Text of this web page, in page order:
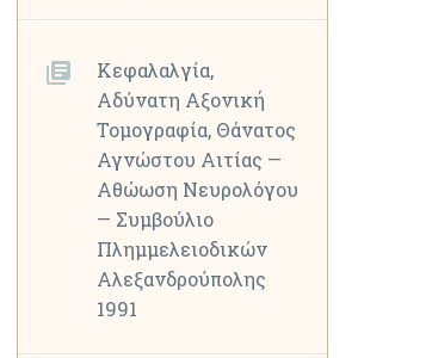
Κεφαλαλγία,
Αδύνατη Αξονική
Τομογραφία, Θάνατος
Αγνώστου Αιτίας —
Αθώωση Νευρολόγου
— Συμβούλιο
Πλημμελειοδικών
Αλεξανδρούπολης
1991